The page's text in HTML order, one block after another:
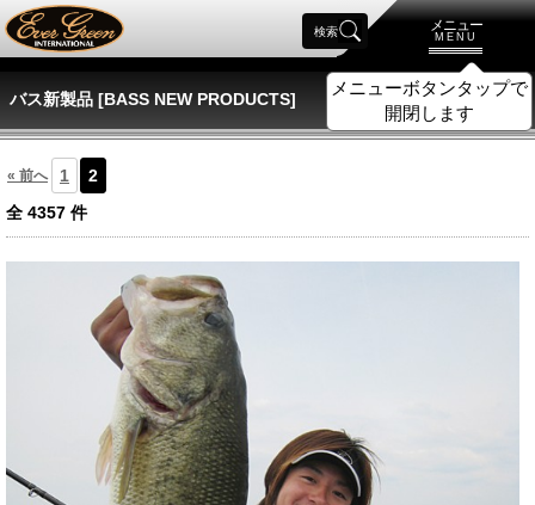
メニュー
MENU
メニューボタンタップで
開閉します
検索
バス新製品 [BASS NEW PRODUCTS]
« 前へ 1
2
全 4357 件